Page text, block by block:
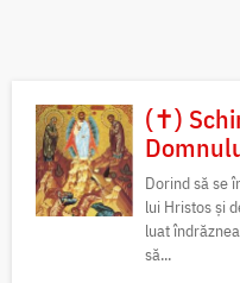
(✝)
Dorind să se
lui Hristos și
luat
să...